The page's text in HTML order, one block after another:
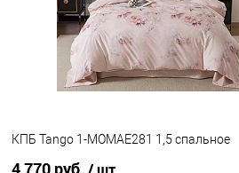
КПБ Tango 1-MOMAE281 1,5 спальное
4 770 руб.